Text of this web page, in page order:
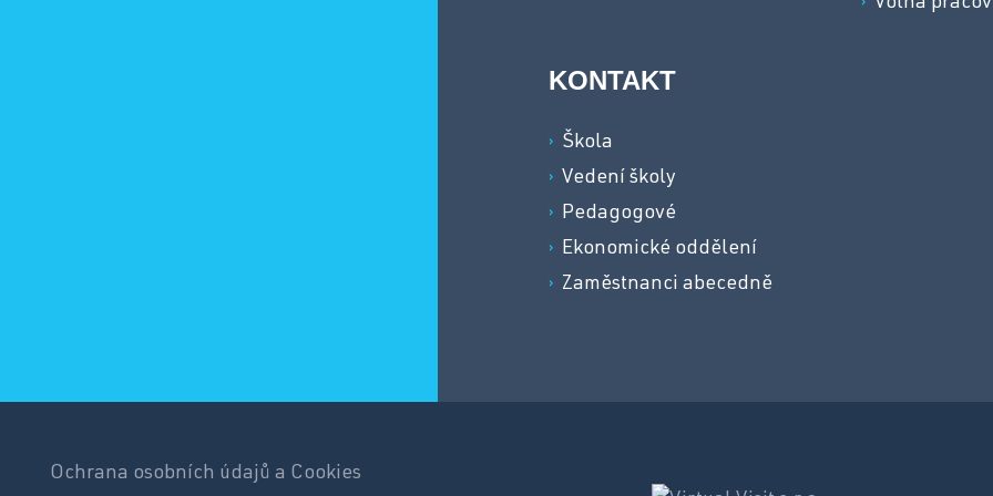
KONTAKT
Škola
Vedení školy
Pedagogové
Ekonomické oddělení
Zaměstnanci abecedně
Ochrana osobních údajů a Cookies